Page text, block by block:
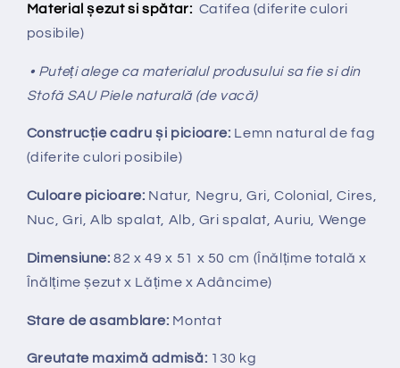
Material șezut si spătar: Catifea (diferite culori
posibile)
• Puteți alege ca materialul produsului sa fie si din
Stofă SAU Piele naturală (de vacă)
Construcție cadru și picioare: Lemn natural de fag
(diferite culori posibile)
Culoare picioare: Natur, Negru, Gri, Colonial, Cires,
Nuc, Gri, Alb spalat, Alb, Gri spalat, Auriu, Wenge
Dimensiune: 82 x 49 x 51 x 50 cm (Înălțime totală x
Înălțimeșezut x Lățime x Adâncime)
Stare de asamblare: Montat
Greutate maximă admisă: 130 kg